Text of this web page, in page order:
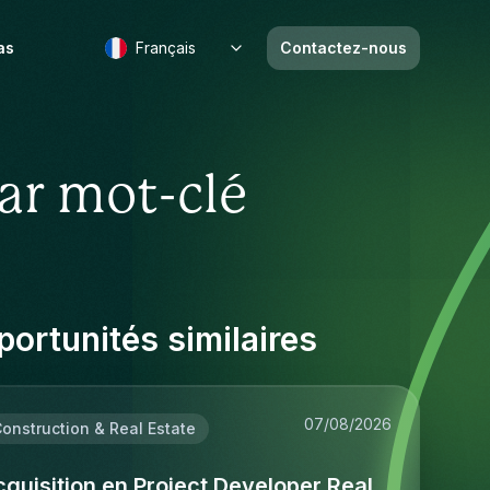
Français Contactez-nous
mot-clé
similaires
& Real Estate 07/08/2026